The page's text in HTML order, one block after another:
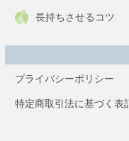
長持ちさせるコツ
プライバシーポリシー
特定商取引法に基づく表